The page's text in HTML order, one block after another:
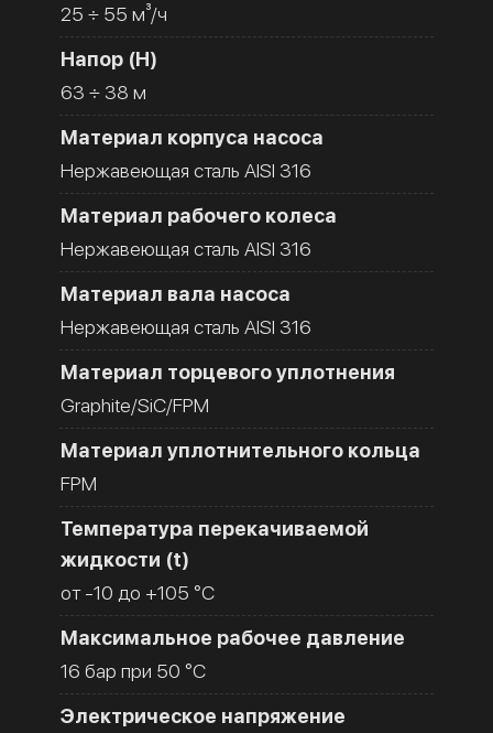
25 ÷ 55 м³/ч
Напор (H)
63 ÷ 38 м
Материал корпуса насоса
Нержавеющая сталь AISI 316
Материал рабочего колеса
Нержавеющая сталь AISI 316
Материал вала насоса
Нержавеющая сталь AISI 316
Материал торцевого уплотнения
Graphite/SiC/FPM
Материал уплотнительного кольца
FPM
Температура перекачиваемой
жидкости (t)
от -10 до +105 °C
Максимальное рабочее давление
16 бар при 50 °C
Электрическое напряжение